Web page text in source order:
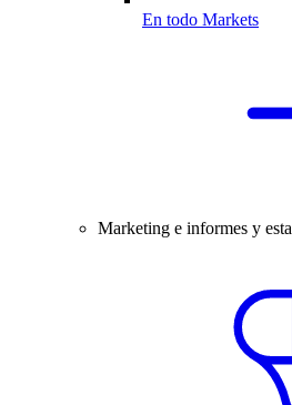
En todo Markets
Marketing e informes y